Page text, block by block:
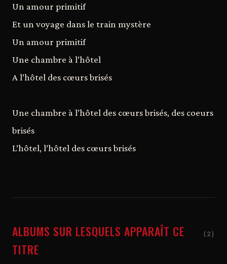
Un amour primitif
Et un voyage dans le train mystère
Un amour primitif
Une chambre à l’hôtel
A l’hôtel des cœurs brisés
Une chambre à l’hôtel des cœurs brisés, des coeurs
brisés
L’hôtel, l’hôtel des cœurs brisés
ALBUMS SUR LESQUELS APPARAÎT CE
TITRE
(2)